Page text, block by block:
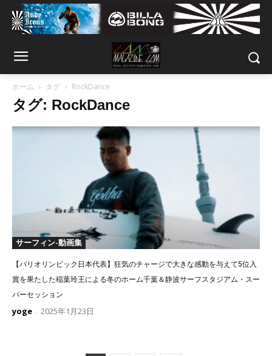
ホーム タグ RockDance
タグ: RockDance
サーフィン-動画集
【パリオリンピック日本代表】狂気のチャージで大きな感動を与えて5位入
賞を果たした稲葉玲王による冬のホーム千葉＆静波サーフスタジアム・スー
パーセッション
yoge - 2025年1月23日